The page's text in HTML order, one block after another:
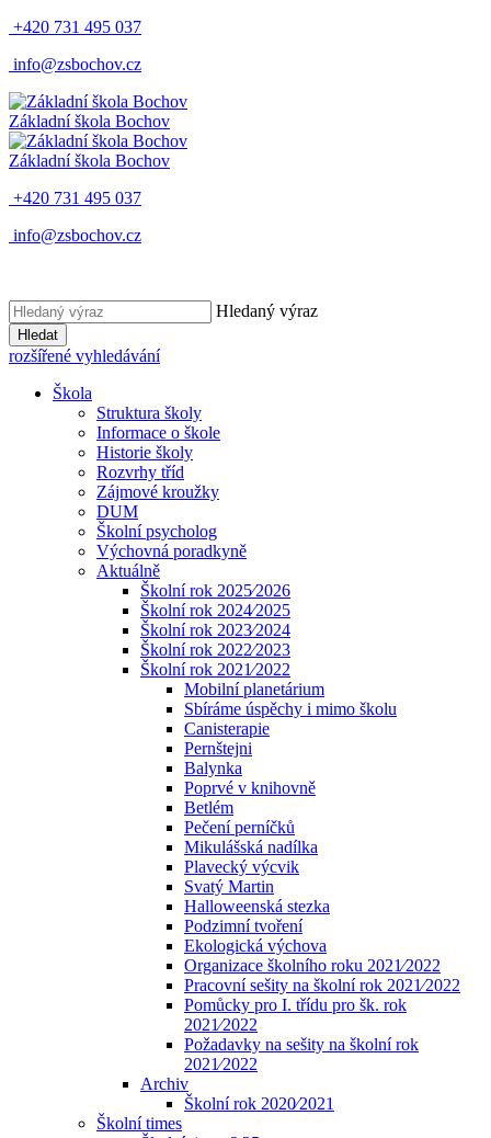
+420 731 495 037
info@zsbochov.cz
Základní škola Bochov
Základní škola Bochov
+420 731 495 037
info@zsbochov.cz
Hledaný výraz
Hledat
rozšířené vyhledávání
Škola
Struktura školy
Informace o škole
Historie školy
Rozvrhy tříd
Zájmové kroužky
DUM
Školní psycholog
Výchovná poradkyně
Aktuálně
Školní rok 2025⁄2026
Školní rok 2024⁄2025
Školní rok 2023⁄2024
Školní rok 2022⁄2023
Školní rok 2021⁄2022
Mobilní planetárium
Sbíráme úspěchy i mimo školu
Canisterapie
Pernštejni
Balynka
Poprvé v knihovně
Betlém
Pečení perníčků
Mikulášská nadílka
Plavecký výcvik
Svatý Martin
Halloweenská stezka
Podzimní tvoření
Ekologická výchova
Organizace školního roku 2021⁄2022
Pracovní sešity na školní rok 2021⁄2022
Pomůcky pro I. třídu pro šk. rok
2021⁄2022
Požadavky na sešity na školní rok
2021⁄2022
Archiv
Školní rok 2020⁄2021
Školní times